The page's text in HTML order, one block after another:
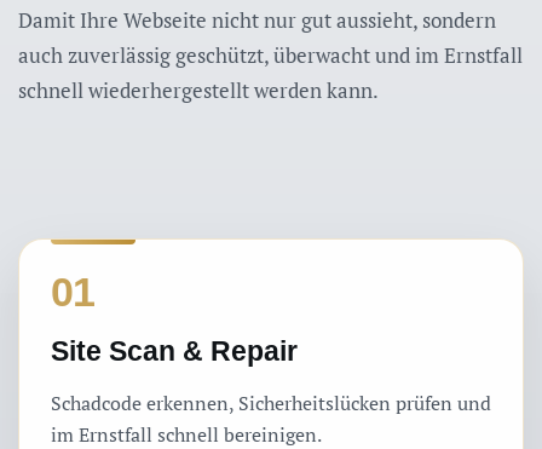
Damit Ihre Webseite nicht nur gut aussieht, sondern
auch zuverlässig geschützt, überwacht und im Ernstfall
schnell wiederhergestellt werden kann.
Site Scan & Repair
01
Schadcode erkennen, Sicherheitslücken prüfen und
im Ernstfall schnell bereinigen.